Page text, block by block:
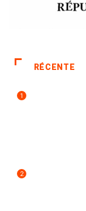
RÉCENTE
1
2